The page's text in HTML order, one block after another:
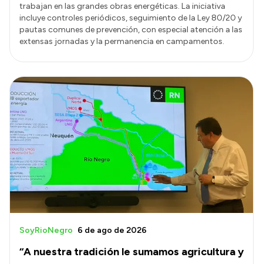
trabajan en las grandes obras energéticas. La iniciativa
incluye controles periódicos, seguimiento de la Ley 80/20 y
pautas comunes de prevención, con especial atención a las
extensas jornadas y la permanencia en campamentos.
“A nuestra tradición le sumamos agricultura y
SoyRioNegro 6 de ago de 2026